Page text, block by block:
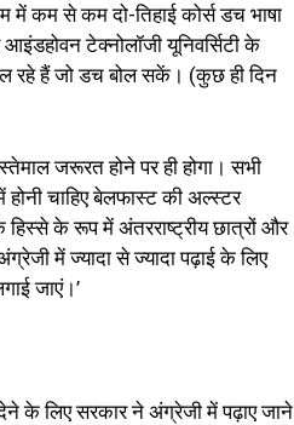
में कम से कम दो-तिहाई कोर्स डच भाषा
आइंडहोवन टेक्नोलॉजी यूनिवर्सिटी के
रहे हैं जो डच बोल सकें। (कुछ ही दिन
जरूरत होने पर ही होगा। सभी
होनी चाहिए बेलफास्ट की अल्स्टर
हिस्से के रूप में अंतरराष्ट्रीय छात्रों और
में ज्यादा से ज्यादा पढ़ाई के लिए
जाएं।’
के लिए सरकार ने अंग्रेजी में पढ़ाए जाने